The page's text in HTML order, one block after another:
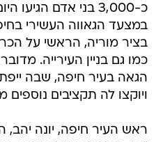
כ-3,000 בני אדם
במצעד הגאווה העשירי
בציר מוריה, הראשי על
כמו גם בניין העירייה.
הגאה בעיר חיפה, שבה
ויוקצו לה תקציבים נוספים
ראש העיר חיפה, יונה יהב,